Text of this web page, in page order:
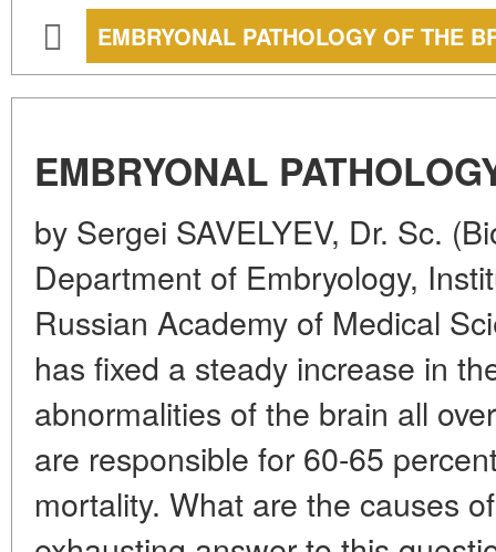
EMBRYONAL PATHOLOGY OF THE
EMBRYONAL
by Sergei SAVELYEV, Dr. Sc.
Department of Embryology,
Russian Academy of Medical
has fixed a steady increase in
abnormalities of the brain all
are responsible for 60-65
mortality. What are the causes